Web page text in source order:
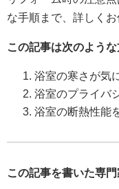
な手順まで、詳しくお
この記事は次のような
浴室の寒さが気
浴室のプライバ
浴室の断熱性能
この記事を書いた専門